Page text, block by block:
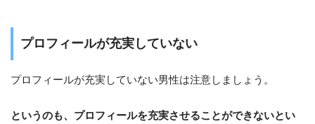
プロフィールが充実していない
プロフィールが充実していない男性は注意しましょう。
というのも、プロフィールを充実させることができないとい